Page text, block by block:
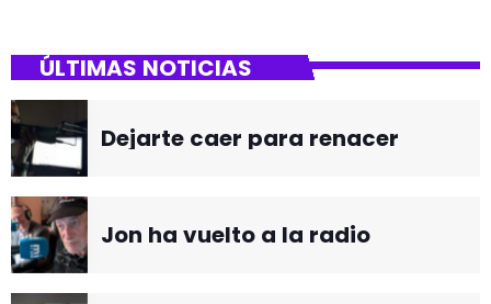
ÚLTIMAS NOTICIAS
Dejarte caer para renacer
Jon ha vuelto a la radio